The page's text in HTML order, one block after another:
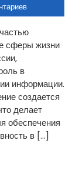
сферы жизни
в
информации.
создается
делает
обеспечения
в […]